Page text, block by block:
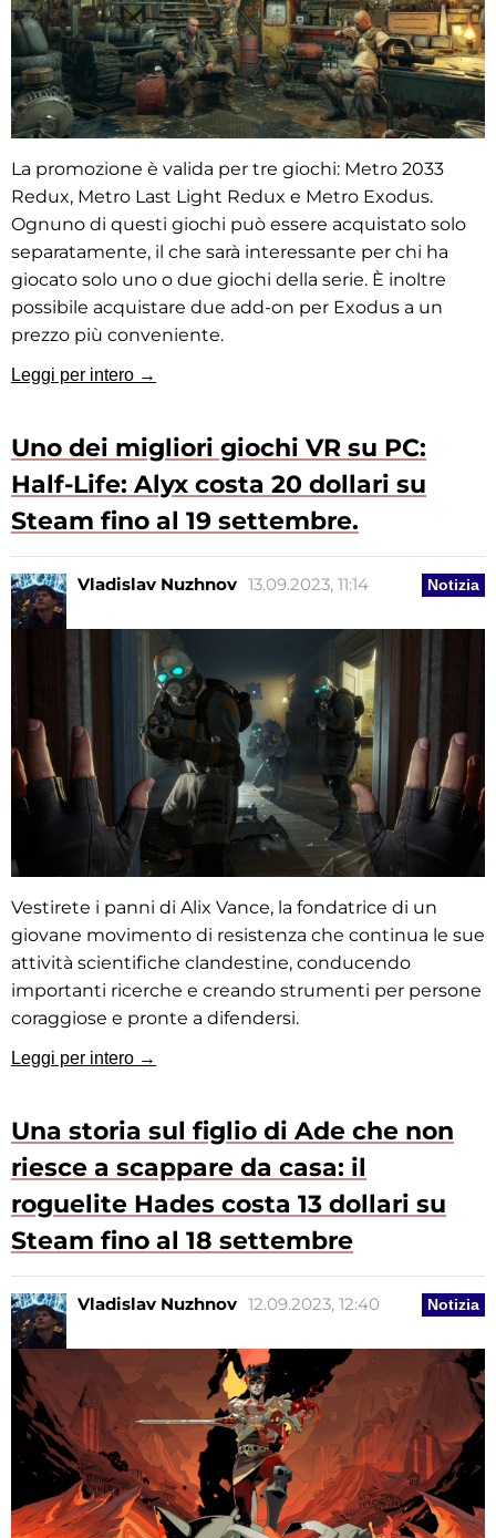
La promozione è valida per tre giochi: Metro 2033
Redux, Metro Last Light Redux e Metro Exodus.
Ognuno di questi giochi può essere acquistato solo
separatamente, il che sarà interessante per chi ha
giocato solo uno o due giochi della serie. È inoltre
possibile acquistare due add-on per Exodus a un
prezzo più conveniente.
Leggi per intero →
Uno dei migliori giochi VR su PC:
Half-Life: Alyx costa 20 dollari su
Steam fino al 19 settembre.
Notizia
Vladislav Nuzhnov 13.09.2023, 11:14
Vestirete i panni di Alix Vance, la fondatrice di un
giovane movimento di resistenza che continua le sue
attività scientifiche clandestine, conducendo
importanti ricerche e creando strumenti per persone
coraggiose e pronte a difendersi.
Leggi per intero →
Una storia sul figlio di Ade che non
riesce a scappare da casa: il
roguelite Hades costa 13 dollari su
Steam fino al 18 settembre
Notizia
Vladislav Nuzhnov 12.09.2023, 12:40